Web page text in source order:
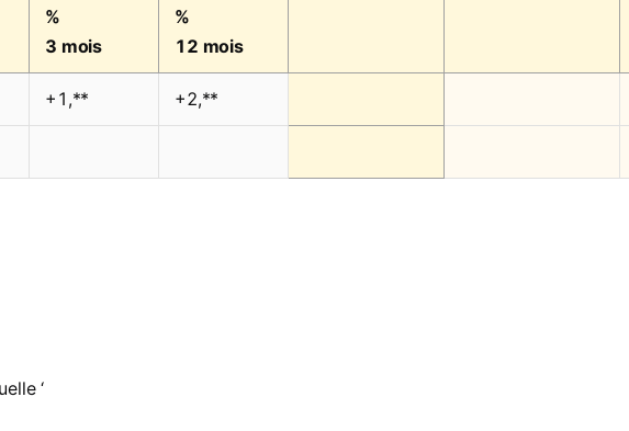
%
3 mois
%
12 mois
+1,** +2,**
‘